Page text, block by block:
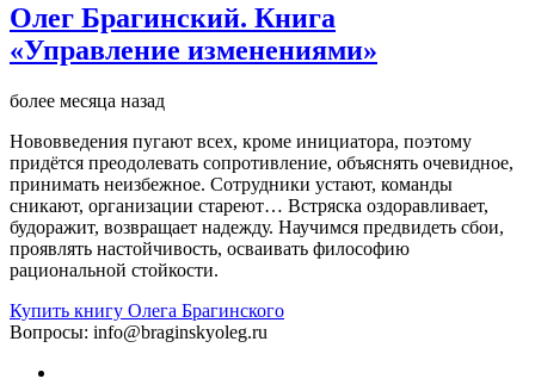
Олег Брагинский. Книга
«Управление изменениями»
более месяца назад
Нововведения пугают всех, кроме инициатора, поэтому
придётся преодолевать сопротивление, объяснять очевидное,
принимать неизбежное. Сотрудники устают, команды
сникают, организации стареют… Встряска оздоравливает,
будоражит, возвращает надежду. Научимся предвидеть сбои,
проявлять настойчивость, осваивать философию
рациональной стойкости.
Купить книгу Олега Брагинского
Вопросы: info@braginskyoleg.ru